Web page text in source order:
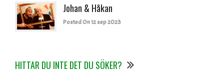
Johan & Håkan
Posted On 12 sep 2023
HITTAR DU INTE DET DU SÖKER?